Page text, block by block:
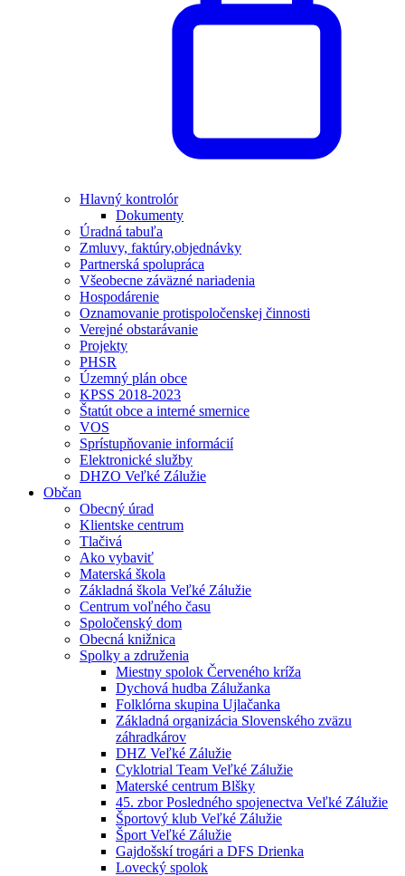
Hlavný kontrolór
Dokumenty
Úradná tabuľa
Zmluvy, faktúry,objednávky
Partnerská spolupráca
Všeobecne záväzné nariadenia
Hospodárenie
Oznamovanie protispoločenskej činnosti
Verejné obstarávanie
Projekty
PHSR
Územný plán obce
KPSS 2018-2023
Štatút obce a interné smernice
VOS
Sprístupňovanie informácií
Elektronické služby
DHZO Veľké Zálužie
Občan
Obecný úrad
Klientske centrum
Tlačivá
Ako vybaviť
Materská škola
Základná škola Veľké Zálužie
Centrum voľného času
Spoločenský dom
Obecná knižnica
Spolky a združenia
Miestny spolok Červeného kríža
Dychová hudba Zálužanka
Folklórna skupina Ujlačanka
Základná organizácia Slovenského zväzu
záhradkárov
DHZ Veľké Zálužie
Cyklotrial Team Veľké Zálužie
Materské centrum Blšky
45. zbor Posledného spojenectva Veľké Zálužie
Športový klub Veľké Zálužie
Šport Veľké Zálužie
Gajdošskí trogári a DFS Drienka
Lovecký spolok